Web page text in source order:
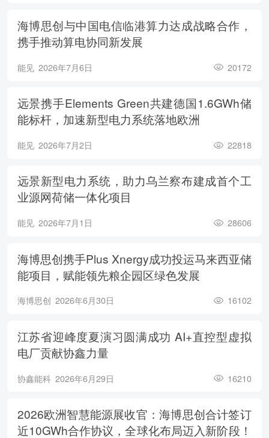
海博思创与中国电信临港算力达成战略合作，
携手推动算电协同新发展
能见 2026年7月6日 20172
远景携手Elements Green共建德国1.6GWh储
能标杆，加速新型电力系统落地欧洲
能见 2026年7月2日 22818
远景新型电力系统，助力乌兰察布建成首个工
业源网荷储一体化项目
能见 2026年7月1日 28606
海博思创携手Plus Xnergy成功投运马来西亚储
能项目，赋能领先粮企园区绿色发展
海博思创 2026年6月30日 16102
江苏省迎峰度夏演习圆满成功 AI+直控型虚拟
电厂贡献协鑫力量
协鑫能科 2026年6月29日 16210
2026欧洲智慧能源展收官：海博思创合计签订
近10GWh合作协议，全球化布局迈入新阶段！